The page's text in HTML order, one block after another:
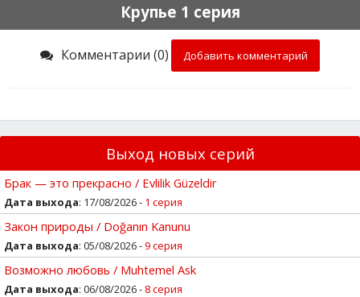
Крупье 1 серия
Комментарии (0) Добавить комментарий
Выход новых серий
Брак — это прекрасно / Evlilik Güzeldir
Дата выхода: 17/08/2026 - 1 серия
Закон природы / Doğanın Kanunu
Дата выхода: 05/08/2026 -9 серия
Возможно любовь / Muhtemel Ask
Дата выхода: 06/08/2026 - 8 серия